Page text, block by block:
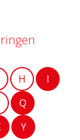
H
I
Q
Y